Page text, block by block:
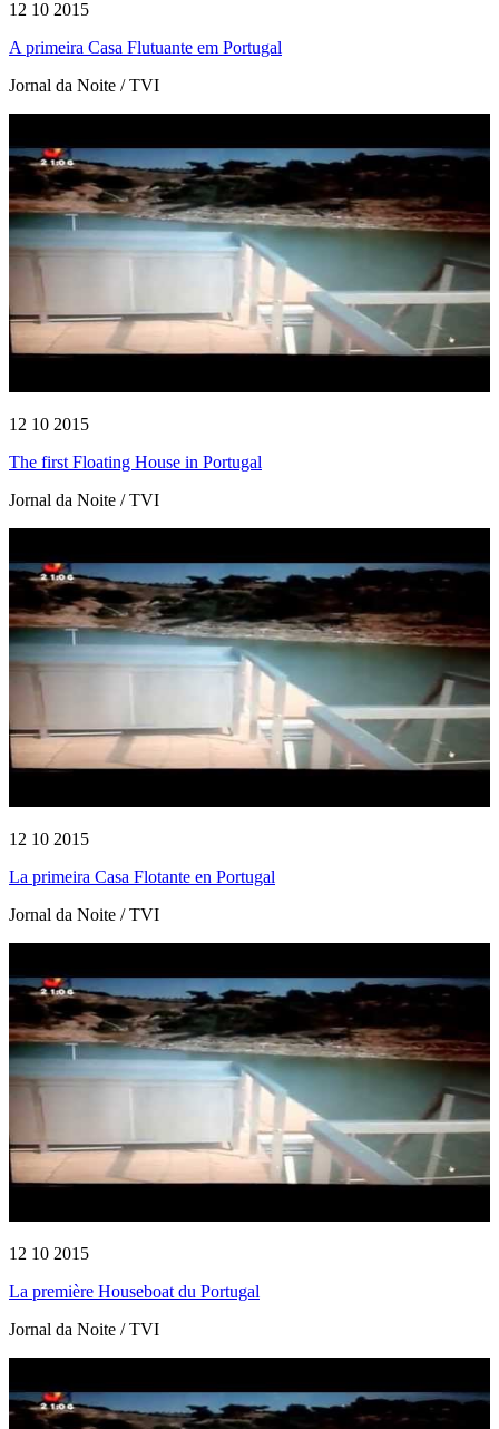
12 10 2015
A primeira Casa Flutuante em Portugal
Jornal da Noite / TVI
12 10 2015
The first Floating House in Portugal
Jornal da Noite / TVI
12 10 2015
La primeira Casa Flotante en Portugal
Jornal da Noite / TVI
12 10 2015
La première Houseboat du Portugal
Jornal da Noite / TVI